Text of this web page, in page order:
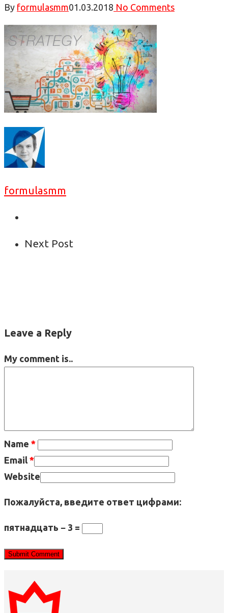
By formulasmm01.03.2018 No Comments
formulasmm
Next Post
Leave a Reply
My comment is..
Name *
Email *
Website
Пожалуйста, введите ответ цифрами:
пятнадцать − 3 =